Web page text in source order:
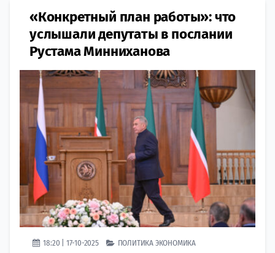
«Конкретный план работы»: что
услышали депутаты в послании
Рустама Минниханова
18:20 | 17-10-2025 ПОЛИТИКА ЭКОНОМИКА